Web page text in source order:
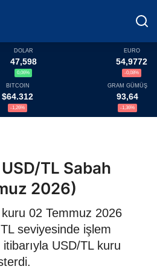
DOLAR
47,598
0,06%
EURO
54,9772
-0,08%
BITCOIN
$64.312
-1,26%
GRAM GÜMÜŞ
93,64
-1,36%
TL Sabah
2026)
02 Temmuz 2026
seviyesinde işlem
USD/TL kuru